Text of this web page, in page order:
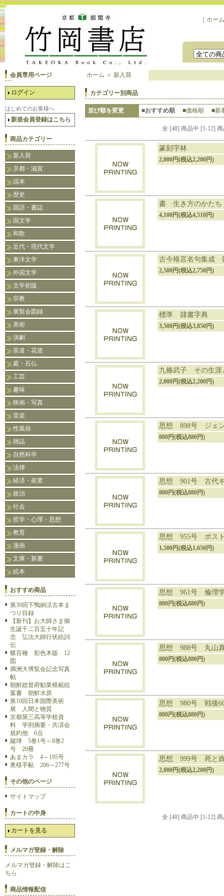
ホーム
会員専用ページ
ログイン
はじめてのお客様へ
新規会員登録はこちら
商品カテゴリー
新入荷
京都・滋賀
謡本
歴史
国語・書誌
国文学
和歌
近代・現代文学
東洋文学
外国文学
文学初版
宗教
展覧会図録
美術
演劇
茶道・花道
庭・石仏
工芸
趣味
映画・写真
音楽
性風俗
雑誌
自然科学
法律
経済・産業
政治
社会
哲学・心理・思想
教育
漫画
文庫・新書
絵本
おすすめ商品
第39回下鴨納涼古本ま
つり目録
【新刊】お大師さま御
生誕千二百五十年記
念 弘法大師行状絵詞
伝
蝶百種 彩色木版 12
図
満洲大博覧会記念写真
帖
朝鮮総督府勧業模範絵
葉書 朝鮮水原
第10回日本国際美術
展 人間と物質
京都第三高等学校資
料 学則摘要・共済会
規約他 6点
蹴球 5巻1号～8巻2
号 20冊
あまカラ 4～195号
奥様手帖 206～277号
その他のページ
サイトマップ
カートの中身
カートを見る
メルマガ登録・解除
メルマガ登録・解除はこ
ちら
商品情報配信
ホーム ＞ 新入荷
カテゴリー別商品
並び順を変更 ■おすすめ順 ■価格順 ■新
全 [48] 商品中 [1-12]
篆刻字林
2,000円(税込2,200円)
書 生き方のかたち
4,100円(税込4,510円)
古今格言名句集成
2,500円(税込2,750円)
標準 隷書字典
3,500円(税込3,850円)
九條武子 その生涯
2,000円(税込2,200円)
思想 898号 ジェン
800円(税込880円)
思想 901号 古代ギ
800円(税込880円)
思想 955号 ポスト
1,500円(税込1,650円)
思想 961号 倫理
800円(税込880円)
思想 988号 丸山真
800円(税込880円)
思想 980号 戦後
800円(税込880円)
思想 999号 死と政
2,000円(税込2,200円)
全 [48] 商品中 [1-12]